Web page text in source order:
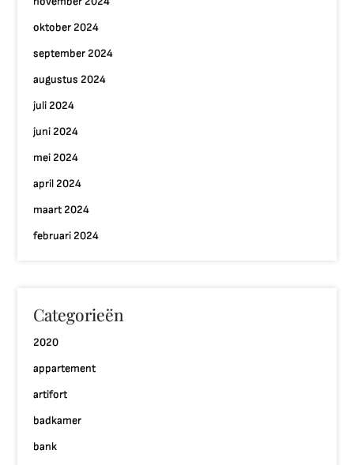
oktober 2024
september 2024
augustus 2024
juli 2024
juni 2024
mei 2024
april 2024
maart 2024
februari 2024
Categorieën
2020
appartement
artifort
badkamer
bank